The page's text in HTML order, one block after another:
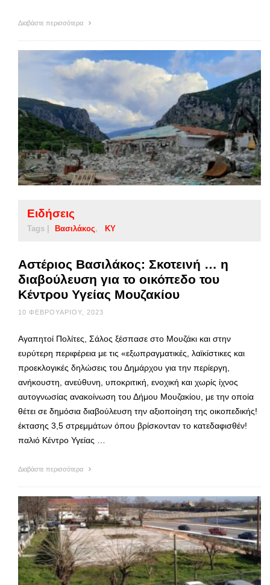
Διαβάστε περισσότερα
Ειδήσεις
Tags | Βασιλάκος ΚΥ
Αστέριος Βασιλάκος: Σκοτεινή … η
διαβούλευση για το οικόπεδο του
Κέντρου Υγείας Μουζακίου
10 ΦΕΒΡΟΥΑΡΊΟΥ, 2023
Αγαπητοί Πολίτες, Σάλος ξέσπασε στο Μουζάκι και στην
ευρύτερη περιφέρεια με τις «εξωπραγματικές, λαϊκίστικες και
προεκλογικές δηλώσεις του Δημάρχου για την περίεργη,
ανήκουστη, ανεύθυνη, υποκριτική, ενοχική και χωρίς ίχνος
αυτογνωσίας ανακοίνωση του Δήμου Μουζακίου, με την οποία
θέτει σε δημόσια διαβούλευση την αξιοποίηση της οικοπεδικής!
έκτασης 3,5 στρεμμάτων όπου βρίσκονταν το κατεδαφισθέν!
παλιό Κέντρο Υγείας …
Διαβάστε περισσότερα